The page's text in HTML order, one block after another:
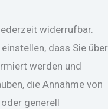
widerrufbar.
dass Sie über
werden und
die Annahme von
generell